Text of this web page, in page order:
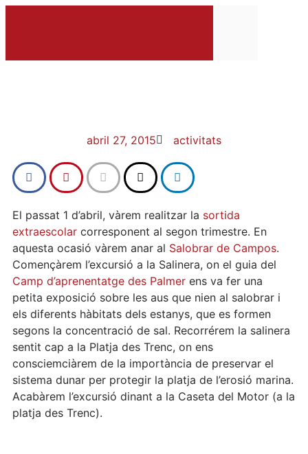
abril 27, 2015 activitats
El passat 1 d’abril, vàrem realitzar la sortida
extraescolar corresponent al segon trimestre. En
aquesta ocasió vàrem anar al Salobrar de Campos.
Començàrem l’excursió a la Salinera, on el guia del
Camp d’aprenentatge des Palmer ens va fer una
petita exposició sobre les aus que nien al salobrar i
els diferents hàbitats dels estanys, que es formen
segons la concentració de sal. Recorrérem la salinera
sentit cap a la Platja des Trenc, on ens
consciemciàrem de la importància de preservar el
sistema dunar per protegir la platja de l’erosió marina.
Acabàrem l’excursió dinant a la Caseta del Motor (a la
platja des Trenc).